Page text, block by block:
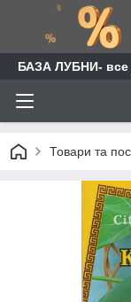
БАЗА ЛУБНИ- все
Товари та